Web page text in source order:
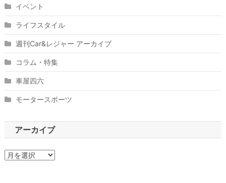
イベント
ライフスタイル
週刊Car&レジャー アーカイブ
コラム・特集
車屋四六
モータースポーツ
アーカイブ
ア